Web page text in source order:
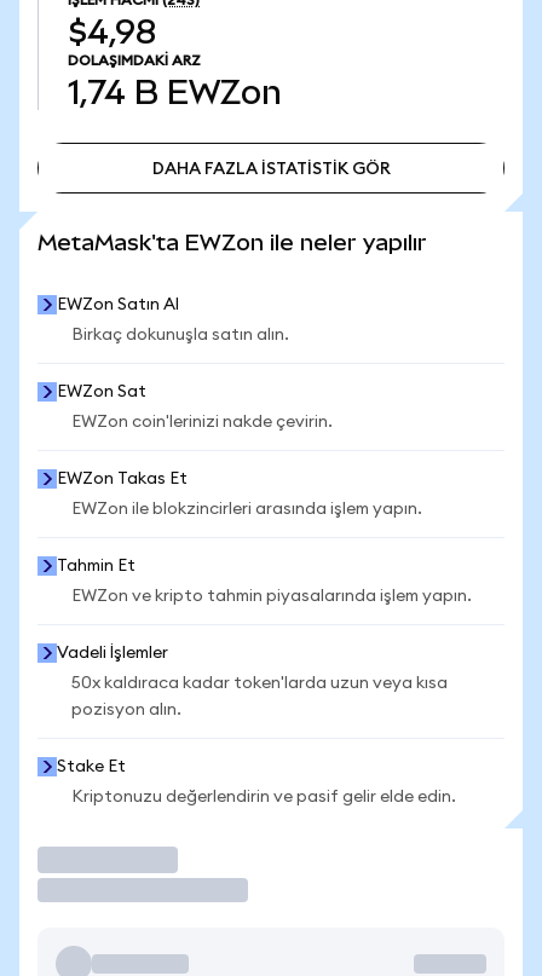
$4,98
DOLAŞIMDAKI ARZ
1,74 B EWZon
DAHA FAZLA İSTATİSTİK GÖR
MetaMask'ta EWZon ile neler yapılır
EWZon Satın Al
Birkaç dokunuşla satın alın.
EWZon Sat
EWZon coin'lerinizi nakde çevirin.
EWZon Takas Et
EWZon ile blokzincirleri arasında işlem yapın.
Tahmin Et
EWZon ve kripto tahmin piyasalarında işlem yapın.
Vadeli İşlemler
50x kaldıraca kadar token'larda uzun veya kısa
pozisyon alın.
Stake Et
Kriptonuzu değerlendirin ve pasif gelir elde edin.